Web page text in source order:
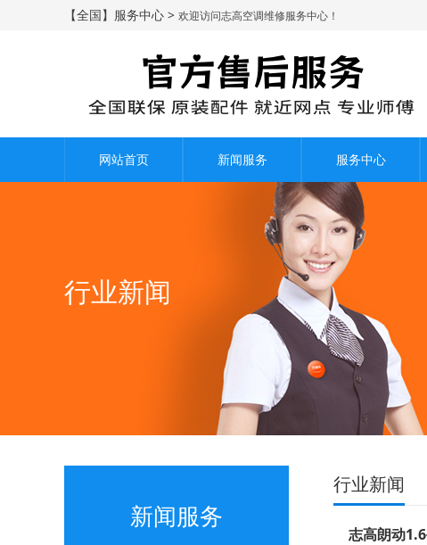
【全国】服务中心 > 欢迎访问志高空调维修服务中心！
网站首页 新闻服务 服务中心
行业新闻
新闻服务
行业新闻
志高朗动